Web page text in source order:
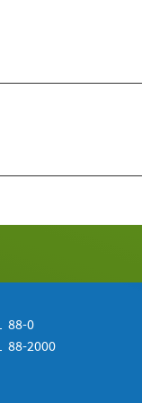
88-0
88-2000